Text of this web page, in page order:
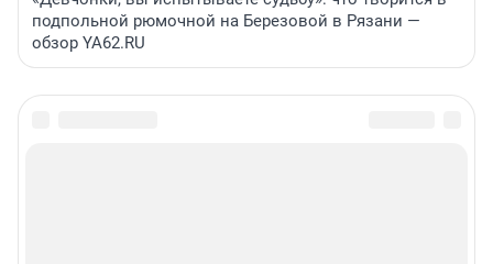
подпольной рюмочной на Березовой в Рязани —
обзор YA62.RU